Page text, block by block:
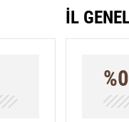
İL
%0